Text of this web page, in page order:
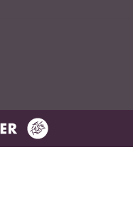
Erdbeeren gut abwaschen